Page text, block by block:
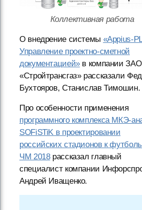
Коллективная работа
О внедрение системы «Appius-
Управление проектно-сметной
документацией»в компании ЗАО
«Стройтрансгаз» рассказали
Бухтояров, Станислав Тимошин.
Про особенности применения
программного комплекса МКЭ-
SOFiSTiK в проектировании
российских стадионов к
ЧМ 2018рассказал главный
специалист компании
Андрей Иващенко.